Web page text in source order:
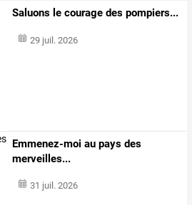
Saluons le courage des pompiers...
29 juil. 2026
Emmenez-moi au pays des
merveilles...
31 juil. 2026